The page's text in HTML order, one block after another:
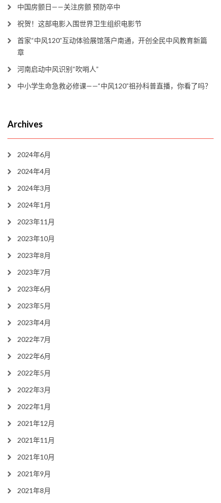
中国房颤日——关注房颤 预防卒中
祝贺！这部电影入围世界卫生组织电影节
首家“中风120”互动体验展馆落户南通，开创全民中风教育新篇
章
河南启动中风识别“吹哨人”
中小学生命急救必修课——“中风120”祖孙科普直播，你看了吗？
Archives
2024年6月
2024年4月
2024年3月
2024年1月
2023年11月
2023年10月
2023年8月
2023年7月
2023年6月
2023年5月
2023年4月
2022年7月
2022年6月
2022年5月
2022年3月
2022年1月
2021年12月
2021年11月
2021年10月
2021年9月
2021年8月